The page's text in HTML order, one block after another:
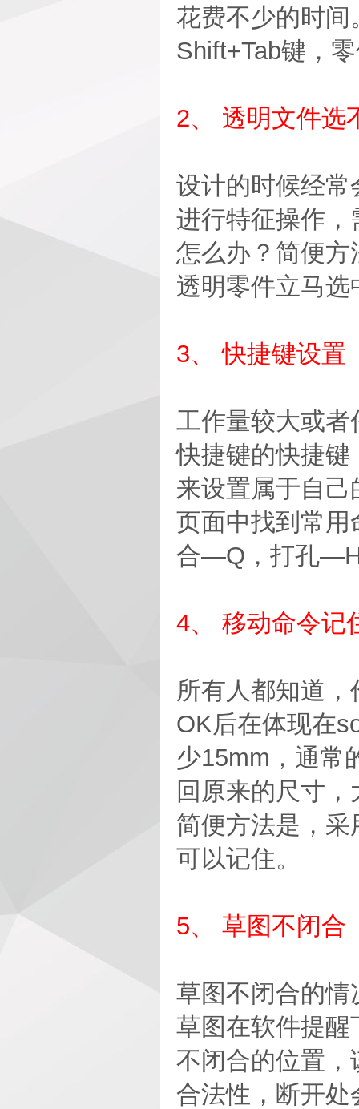
花费不少的时
Shift+Tab键，
2、 透明文件选
设计的时候经
进行特征操作
怎么办？简便
透明零件立马选
3、 快捷键设置
工作量较大或
快捷键的快捷
来设置属于自
页面中找到常
合—Q，打孔
4、 移动命令记
所有人都知道
OK后在体现在
少15mm，通常
回原来的尺寸
简便方法是，采
可以记住。
5、 草图不闭合
草图不闭合的
草图在软件提
不闭合的位置
合法性，断开